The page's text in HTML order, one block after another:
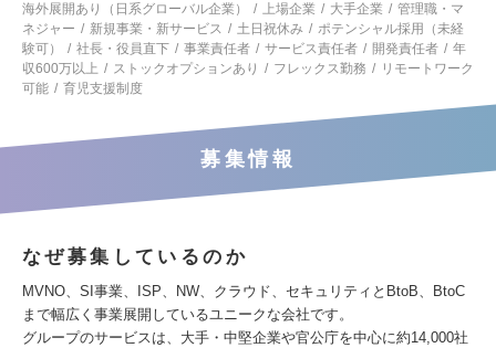
海外展開あり（日系グローバル企業）
上場企業 大手企業
管理職・マ
ネジャー
新規事業・新サービス 土日祝休み
ポテンシャル採用（未経
験可）
社長・役員直下 事業責任者 サービス責任者 開発責任者
年
収600万以上
ストックオプションあり フレックス勤務
リモートワーク
可能
育児支援制度
募集情報
なぜ募集しているのか
MVNO、SI事業、ISP、NW、クラウド、セキュリティとBtoB、BtoC
まで幅広く事業展開しているユニークな会社です。
グループのサービスは、大手・中堅企業や官公庁を中心に約14,000社